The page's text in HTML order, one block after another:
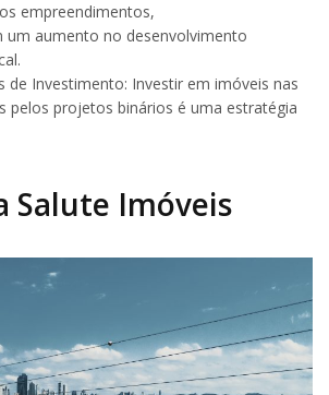
empreendimentos,
um aumento no desenvolvimento
de Investimento: Investir em imóveis nas
pelos projetos binários é uma estratégia
Salute Imóveis